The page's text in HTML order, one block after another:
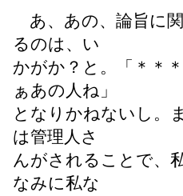
あ、あの、論旨に
るのは、い
かがか？と。「＊＊
ぁあの人ね」
となりかねないし。
は管理人さ
んがされることで、
なみに私な